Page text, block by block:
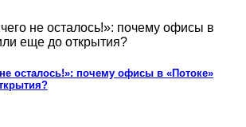
осталось!»: почему офисы в «Потоке»